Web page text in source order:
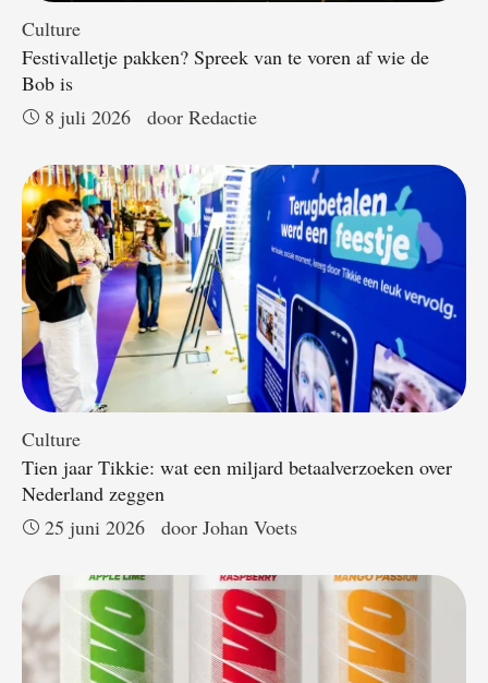
Culture
Festivalletje pakken? Spreek van te voren af wie de
Bob is
8 juli 2026
door Redactie
Culture
Tien jaar Tikkie: wat een miljard betaalverzoeken over
Nederland zeggen
25 juni 2026
door Johan Voets